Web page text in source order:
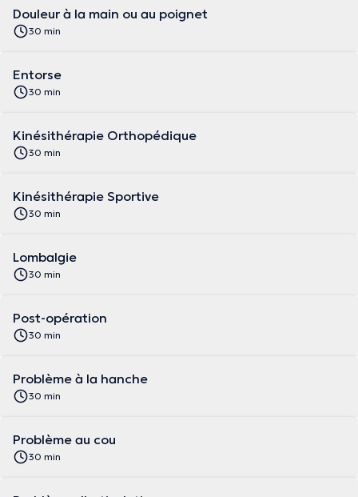
Douleur à la main ou au poignet
30 min
Entorse
30 min
Kinésithérapie Orthopédique
30 min
Kinésithérapie Sportive
30 min
Lombalgie
30 min
Post-opération
30 min
Problème à la hanche
30 min
Problème au cou
30 min